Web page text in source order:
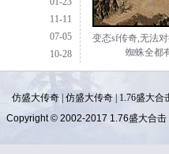
11-11
07-05
10-28
变态sf传奇,无法
蜘蛛全都
仿盛大传奇| 仿盛大传奇|
1.76盛大合
Copyright © 2002-2017 1.76盛大合击